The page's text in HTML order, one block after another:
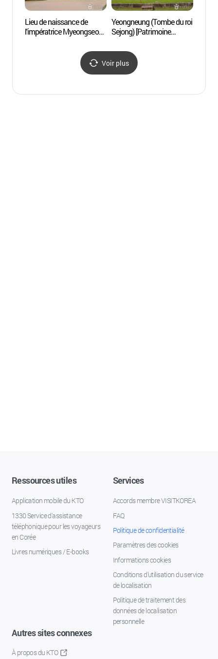
Lieu de naissance de
l'impératrice Myeongseong
Yeongneung (Tombe du roi
Sejong) [Patrimoine
(여주 영릉(英陵)과 영릉
(寧陵))
Voir plus
Ressources utiles
Application mobile du KTO
1330 Service d'assistance
téléphonique pour les voyageurs
en Corée
Livres numériques / E-books
Services
Accords membre VISITKOREA
FAQ
Politique de confidentialité
Paramètres des cookies
Informations cookies
Conditions d’utilisation du service
de localisation
Politique de traitement des
données de localisation
personnelle
Autres sites connexes
À propos du KTO